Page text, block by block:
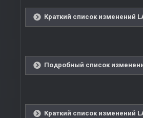
Краткий список изменений
Подробный список
Краткий список изменений